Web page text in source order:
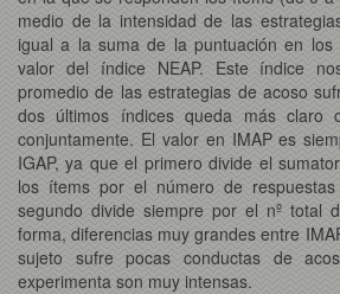
medio de la intensidad de las
igual a la suma de la puntuación en
valor del índice NEAP. Este índice
promedio de las estrategias de acoso
dos últimos índices queda más claro
conjuntamente. El valor en IMAP es
IGAP, ya que el primero divide el
los ítems por el número de
segundo divide siempre por el nº total
forma, diferencias muy grandes entre
sujeto sufre pocas conductas de
experimenta son muy intensas.